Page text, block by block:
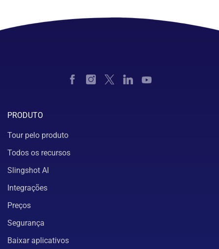
PRODUTO
Tour pelo produto
Todos os recursos
Slingshot AI
Integrações
Preços
Segurança
Baixar aplicativos